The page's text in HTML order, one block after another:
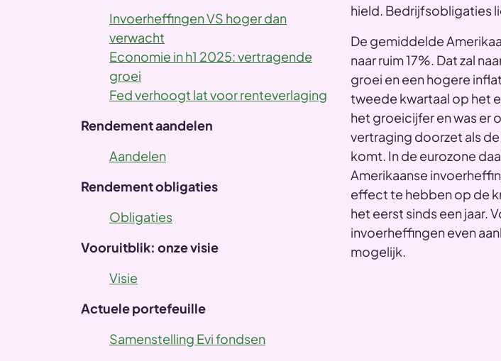
Invoerheffingen VS hoger dan
verwacht
Economie in h1 2025: vertragende
groei
Fed verhoogt lat voor renteverlaging
Rendement aandelen
Aandelen
Rendement obligaties
Obligaties
Vooruitblik: onze visie
Visie
Actuele portefeuille
Samenstelling Evi fondsen
hield. Bedrijfsobligaties
De gemiddelde
naar ruim 17%. Dat zal
groei en een hogere
tweede kwartaal op het
het groeicijfer en was er
vertraging doorzet als
komt. In de eurozone
Amerikaanse
effect te hebben op de
het eerst sinds een jaar.
invoerheffingen even
mogelijk.